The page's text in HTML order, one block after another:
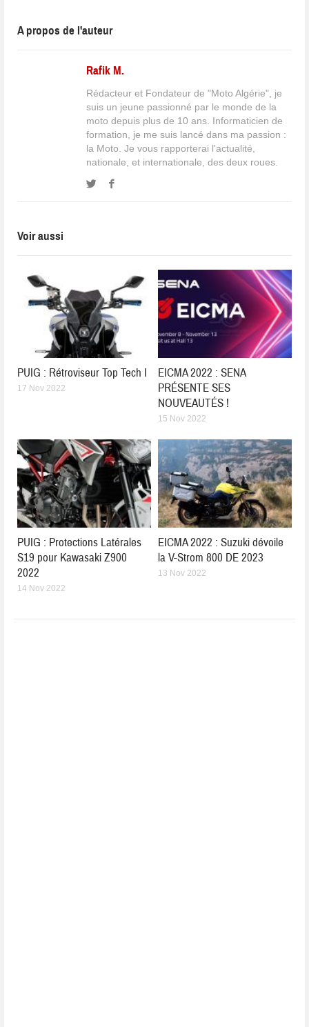
A propos de l'auteur
Rafik M.
Rédacteur et Fondateur de "Moto Algérie", je
suis un jeune passionné par le monde de la
moto depuis plus de 10 ans. Informaticien de
formation, je me suis lancé dans ma passion :
la Moto. Je vous rapporterai l'actualité,
nationale, et internationale, des deux roues.
Voir aussi
PUIG : Rétroviseur Top Tech I
17 Nov 2022
EICMA 2022 : SENA
PRÉSENTE SES
NOUVEAUTÉS !
15 Nov 2022
PUIG : Protections Latérales
S19 pour Kawasaki Z900
2022
14 Nov 2022
EICMA 2022 : Suzuki dévoile
la V-Strom 800 DE 2023
13 Nov 2022